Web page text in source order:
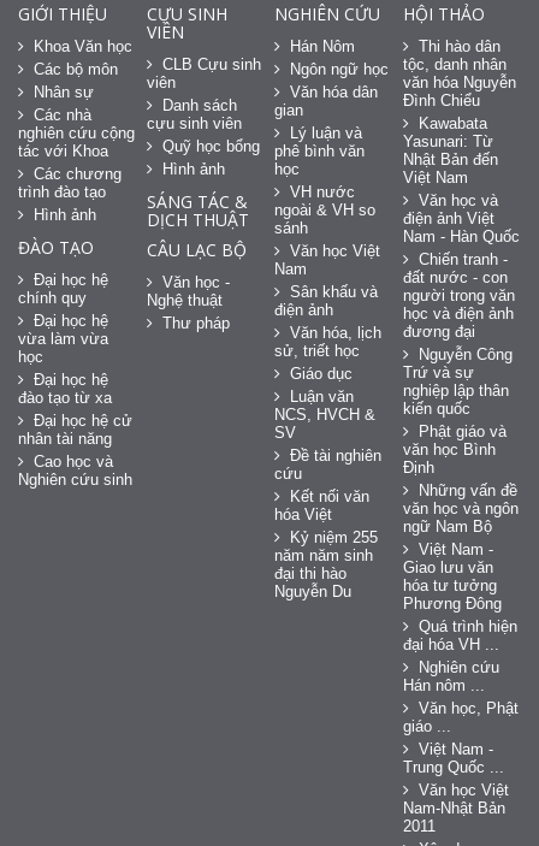
GIỚI THIỆU
Khoa Văn học
Các bộ môn
Nhân sự
Các nhà
nghiên cứu cộng
tác với Khoa
Các chương
trình đào tạo
Hình ảnh
ĐÀO TẠO
Đại học hệ
chính quy
Đại học hệ
vừa làm vừa
học
Đại học hệ
đào tạo từ xa
Đại học hệ cử
nhân tài năng
Cao học và
Nghiên cứu sinh
CỰU SINH
VIÊN
CLB Cựu sinh
viên
Danh sách
cựu sinh viên
Quỹ học bổng
Hình ảnh
SÁNG TÁC &
DỊCH THUẬT
CÂU LẠC BỘ
Văn học -
Nghệ thuật
Thư pháp
NGHIÊN CỨU
Hán Nôm
Ngôn ngữ học
Văn hóa dân
gian
Lý luận và
phê bình văn
học
VH nước
ngoài & VH so
sánh
Văn học Việt
Nam
Sân khấu và
điện ảnh
Văn hóa, lịch
sử, triết học
Giáo dục
Luận văn
NCS, HVCH &
SV
Đề tài nghiên
cứu
Kết nối văn
hóa Việt
Kỷ niệm 255
năm năm sinh
đại thi hào
Nguyễn Du
HỘI THẢO
Thi hào dân
tộc, danh nhân
văn hóa Nguyễn
Đình Chiểu
Kawabata
Yasunari: Từ
Nhật Bản đến
Việt Nam
Văn học và
điện ảnh Việt
Nam - Hàn Quốc
Chiến tranh -
đất nước - con
người trong văn
học và điện ảnh
đương đại
Nguyễn Công
Trứ và sự
nghiệp lập thân
kiến quốc
Phật giáo và
văn học Bình
Định
Những vấn đề
văn học và ngôn
ngữ Nam Bộ
Việt Nam -
Giao lưu văn
hóa tư tưởng
Phương Đông
Quá trình hiện
đại hóa VH ...
Nghiên cứu
Hán nôm ...
Văn học, Phật
giáo ...
Việt Nam -
Trung Quốc ...
Văn học Việt
Nam-Nhật Bản
2011